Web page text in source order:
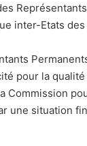
inter-Etats
pour la
Commission
une situation